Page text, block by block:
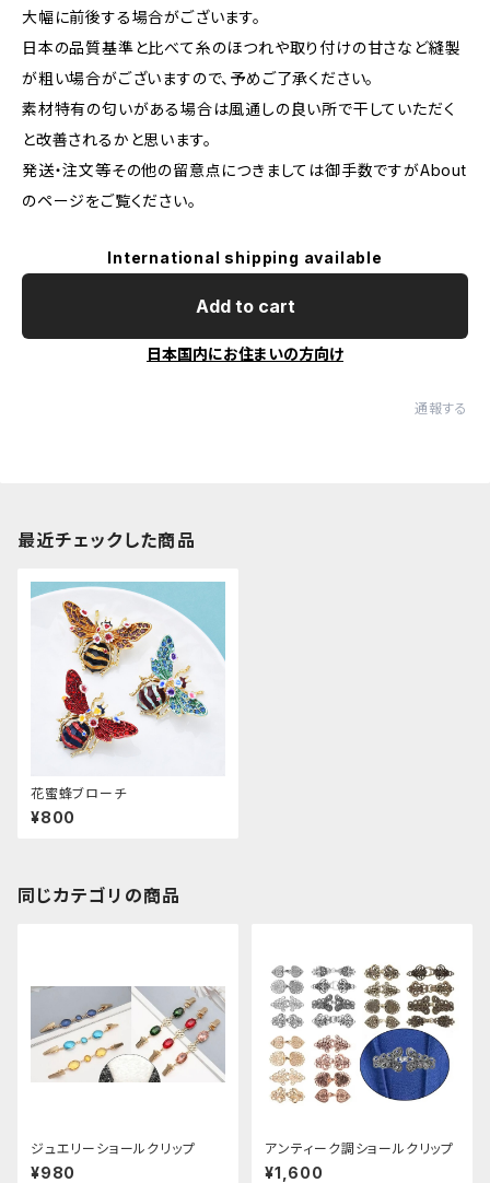
大幅に前後する場合がございます。
日本の品質基準と比べて糸のほつれや取り付けの甘さなど縫製
が粗い場合がございますので、予めご了承ください。
素材特有の匂いがある場合は風通しの良い所で干していただく
と改善されるかと思います。
発送・注文等その他の留意点につきましては御手数ですがAbout
のページをご覧ください。
International shipping available
Add to cart
日本国内にお住まいの方向け
通報する
最近チェックした商品
花蜜蜂ブローチ
¥800
同じカテゴリの商品
ジュエリーショールクリップ
¥980
アンティーク調ショールクリップ
¥1,600